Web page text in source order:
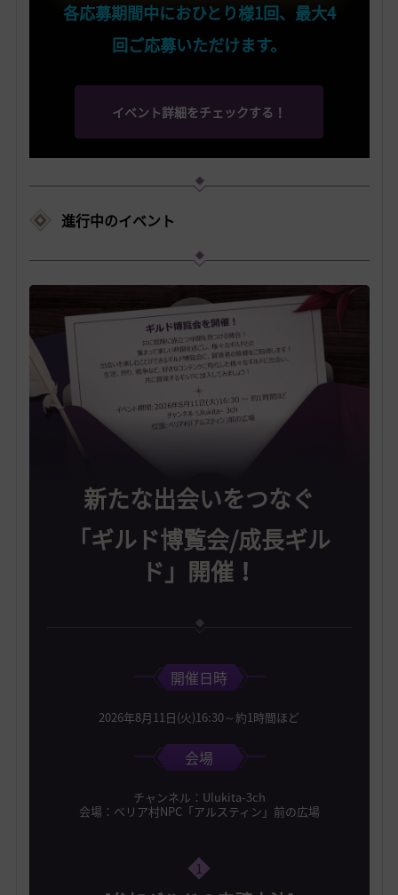
各応募期間中におひとり様1回、最大4
回ご応募いただけます。
イベント詳細をチェックする！
進行中のイベント
新たな出会いをつなぐ
「ギルド博覧会/成長ギル
ド」開催！
開催日時
2026年8月11日(火)16:30～約1時間ほど
会場
チャンネル：Ulukita-3ch
会場：べリア村NPC「アルスティン」前の広場
1